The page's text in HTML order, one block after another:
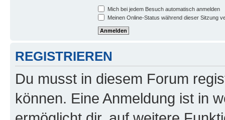
Mich bei jedem Besuch automatisch anmelden
Meinen Online-Status während dieser Sitzung
REGISTRIEREN
Du musst in diesem Forum
können. Eine Anmeldung ist in